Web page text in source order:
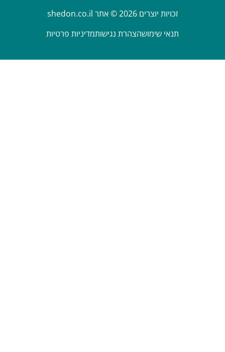
זכויות יוצרים 2026 © אתר shedon.co.il
תנאי שימושהצהרת נגישותמדיניות פרטיות